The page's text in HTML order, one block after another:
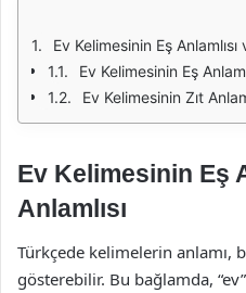
Ev Kelimesinin Eş Anlamlısı
Ev Kelimesinin Eş
Ev Kelimesinin Zıt
Ev Kelimesinin Eş
Anlamlısı
Türkçede kelimelerin anlamı,
gösterebilir. Bu bağlamda,